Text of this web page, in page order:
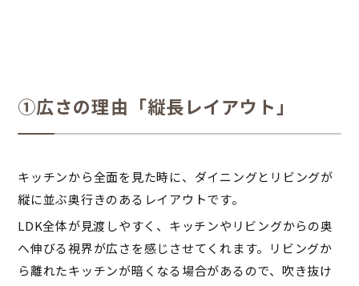
①広さの理由「縦長レイアウト」
キッチンから全面を見た時に、ダイニングとリビングが
縦に並ぶ奥行きのあるレイアウトです。
LDK全体が見渡しやすく、キッチンやリビングからの奥
へ伸びる視界が広さを感じさせてくれます。リビングか
ら離れたキッチンが暗くなる場合があるので、吹き抜け